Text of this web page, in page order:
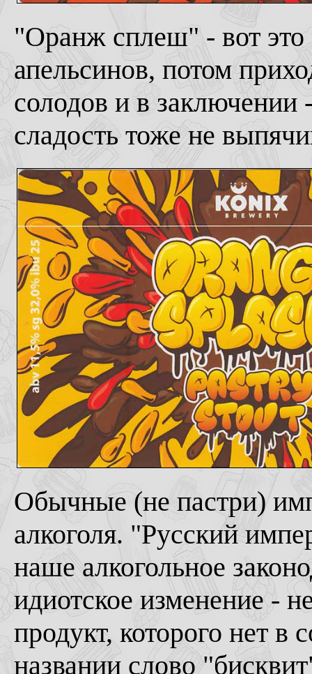
"Оранж сплеш" - вот это
апельсинов, потом
солодов и в заключении
сладость тоже не
Обычные (не пастри)
алкоголя. "Русский
наше алкогольное
идиотское изменение -
продукт, которого нет в
названии слово